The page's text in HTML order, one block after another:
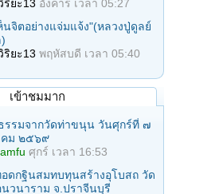
ริยะ13 อังคาร เวลา 05:27
นจิตอย่างแจ่มแจ้ง"(หลวงปู่ดูลย์
ริยะ13 พฤหัสบดี เวลา 05:40
เข้าชมมาก
รรมจากวัดท่าขนุน วันศุกร์ที่ ๗
คม ๒๕๖๙
ศุกร์ เวลา 16:53
ดกฐินสมทบทุนสร้างอุโบสถ วัด
วนาราม จ.ปราจีนบุรี